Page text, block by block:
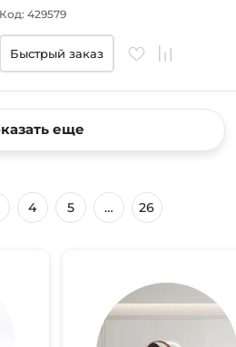
Код: 429579
Быстрый заказ
еще
4 5 … 26